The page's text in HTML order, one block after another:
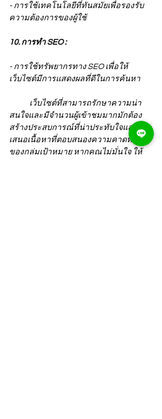
- การใช้เทคโนโลยีที่ทันสมัยเพื่อรองรับ
ความต้องการของผู้ใช้
10. การทำ SEO :
- การใช้ทรัพยากรทาง SEO เพื่อให้
เว็บไซต์มีการแสดงผลที่ดีในการค้นหา
สนใจและมีจำนวนผู้เข้าชมมากมักต้อง
สร้างประสบการณ์ที่น่าประทับใจและนำ
เสนอเนื้อหาที่ตอบสนองความคาดหวัง
ของกลุ่มเป้าหมาย หากคุณไม่มั่นใจ ให้